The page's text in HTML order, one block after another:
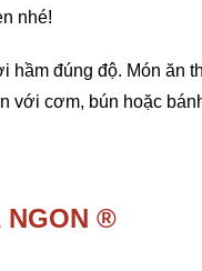
nhé!
hầm đúng độ. Món
với cơm, bún hoặc
NGON ®